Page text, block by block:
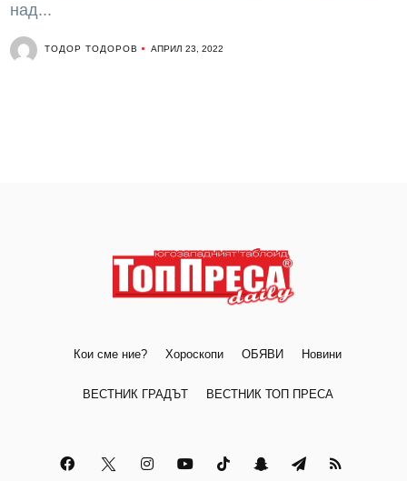
над...
ТОДОР ТОДОРОВ АПРИЛ 23, 2022
Кои сме ние? Хороскопи ОБЯВИ Новини
ВЕСТНИК ГРАДЪТ ВЕСТНИК ТОП ПРЕСА